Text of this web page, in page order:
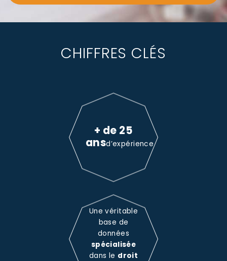
CHIFFRES CLÉS
+ de 25
ansd’expérience
Une véritable
base de
données
spécialisée
dans le droit